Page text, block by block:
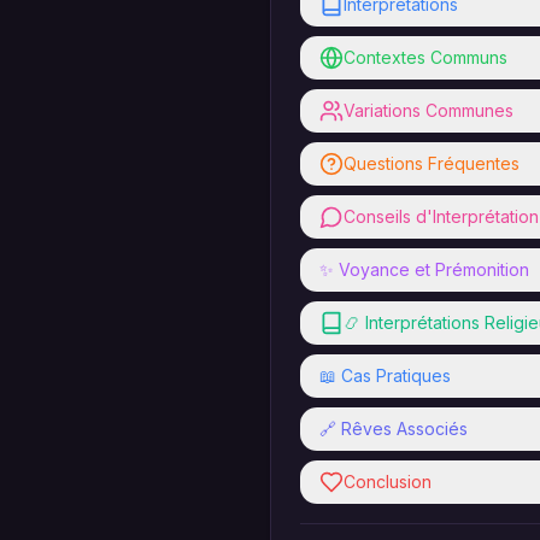
Interprétations
Contextes Communs
Variations Communes
Questions Fréquentes
Conseils d'Interprétation
✨ Voyance et Prémonition
📿 Interprétations
📖 Cas Pratiques
🔗 Rêves Associés
Conclusion